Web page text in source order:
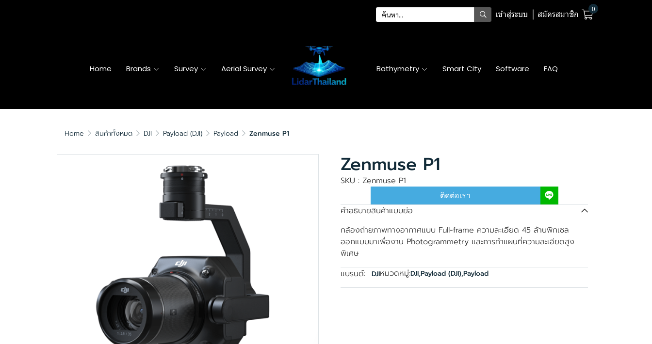
เข้าสู่ระบบ สมัครสมาชิก
0
Home Brands Survey Aerial Survey Bathymetry Smart City Software FAQ
Home สินค้าทั้งหมด DJI Payload (DJI) Payload Zenmuse P1
Zenmuse P1
SKU : Zenmuse P1
ติดต่อเรา
คำอธิบายสินค้าแบบย่อ
กล้องถ่ายภาพทางอากาศแบบ Full-frame ความละเอียด 45 ล้านพิกเซล
ออกแบบมาเพื่องาน Photogrammetry และการทำแผนที่ความละเอียดสูง
พิเศษ
แบรนด์:
DJIหมวดหมู่:DJI,Payload (DJI),Payload